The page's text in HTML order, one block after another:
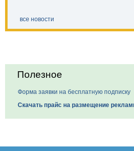
все новости
Полезное
Форма заявки на бесплатную подписку
Скачать прайс на размещение